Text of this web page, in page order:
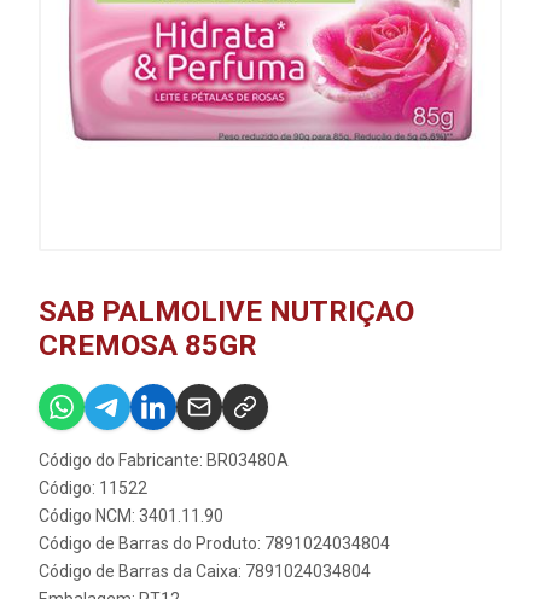
SAB PALMOLIVE NUTRIÇAO
CREMOSA 85GR
Código do Fabricante: BR03480A
Código: 11522
Código NCM: 3401.11.90
Código de Barras do Produto: 7891024034804
Código de Barras da Caixa: 7891024034804